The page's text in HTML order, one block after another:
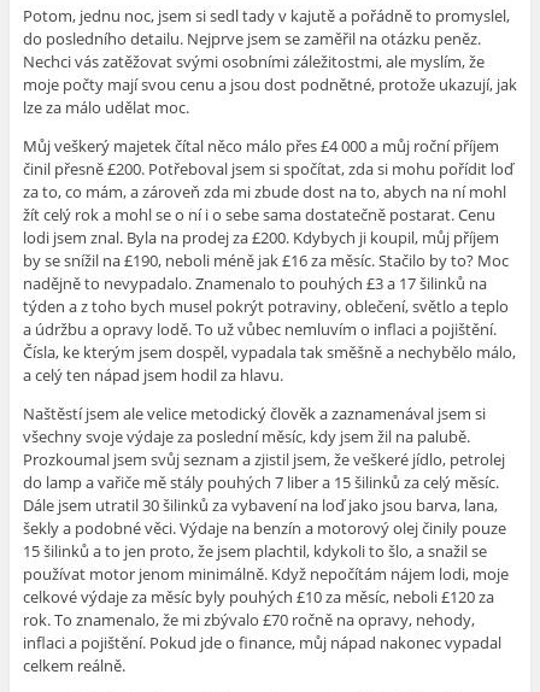
Potom, jednu noc, jsem si sedl tady v kajutě a pořádně to promyslel,
do posledního detailu. Nejprve jsem se zaměřil na otázku peněz.
Nechci vás zatěžovat svými osobními záležitostmi, ale myslím, že
moje počty mají svou cenu a jsou dost podnětné, protože ukazují, jak
lze za málo udělat moc.
Můj veškerý majetek čítal něco málo přes £4 000 a můj roční příjem
činil přesně £200. Potřeboval jsem si spočítat, zda si mohu pořídit loď
za to, co mám, a zároveň zda mi zbude dost na to, abych na ní mohl
žít celý rok a mohl se o ní i o sebe sama dostatečně postarat. Cenu
lodi jsem znal. Byla na prodej za £200. Kdybych ji koupil, můj příjem
by se snížil na £190, neboli méně jak £16 za měsíc. Stačilo by to? Moc
nadějně to nevypadalo. Znamenalo to pouhých £3 a 17 šilinků na
týden a z toho bych musel pokrýt potraviny, oblečení, světlo a teplo
a údržbu a opravy lodě. To už vůbec nemluvím o inflaci a pojištění.
Čísla, ke kterým jsem dospěl, vypadala tak směšně a nechybělo málo,
a celý ten nápad jsem hodil za hlavu.
Naštěstí jsem ale velice metodický člověk a zaznamenával jsem si
všechny svoje výdaje za poslední měsíc, kdy jsem žil na palubě.
Prozkoumal jsem svůj seznam a zjistil jsem, že veškeré jídlo, petrolej
do lamp a vařiče mě stály pouhých 7 liber a 15 šilinků za celý měsíc.
Dále jsem utratil 30 šilinků za vybavení na loď jako jsou barva, lana,
šekly a podobné věci. Výdaje na benzín a motorový olej činily pouze
15 šilinků a to jen proto, že jsem plachtil, kdykoli to šlo, a snažil se
používat motor jenom minimálně. Když nepočítám nájem lodi, moje
celkové výdaje za měsíc byly pouhých £10 za měsíc, neboli £120 za
rok. To znamenalo, že mi zbývalo £70 ročně na opravy, nehody,
inflaci a pojištění. Pokud jde o finance, můj nápad nakonec vypadal
celkem reálně.